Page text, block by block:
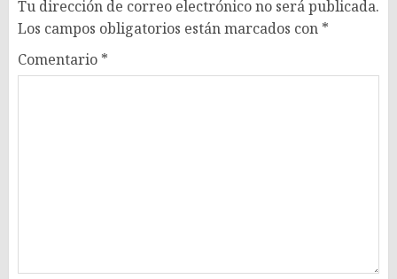
Tu dirección de correo electrónico no será publicada.
Los campos obligatorios están marcados con *
Comentario *